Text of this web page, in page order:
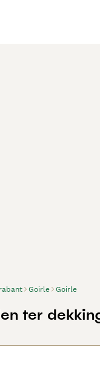
Goirle Goirle
ter